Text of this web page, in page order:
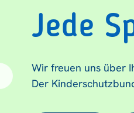
Jede
Wir freuen uns über
Der